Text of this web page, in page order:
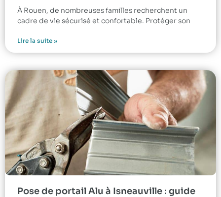
À Rouen, de nombreuses familles recherchent un
cadre de vie sécurisé et confortable. Protéger son
Lire la suite »
Pose de portail Alu à Isneauville : guide